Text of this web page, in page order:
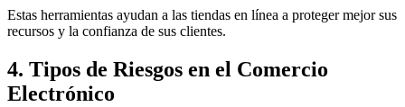
Estas herramientas ayudan a las tiendas en línea a proteger mejor sus
recursos y la confianza de sus clientes.
4. Tipos de Riesgos en el Comercio
Electrónico